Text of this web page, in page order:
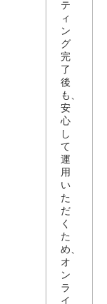
テ
ィ
ン
グ
完
了
後
も、
安
心
し
て
運
用
い
た
だ
く
た
め、
オ
ン
ラ
イ